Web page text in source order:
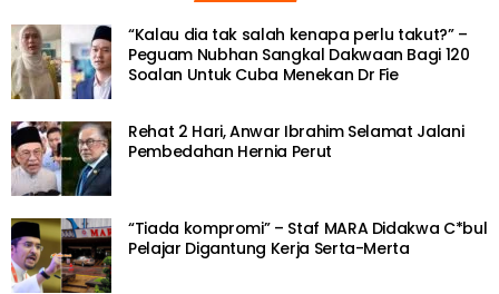
“Kalau dia tak salah kenapa perlu takut?” –
Peguam Nubhan Sangkal Dakwaan Bagi 120
Soalan Untuk Cuba Menekan Dr Fie
Rehat 2 Hari, Anwar Ibrahim Selamat Jalani
Pembedahan Hernia Perut
“Tiada kompromi” – Staf MARA Didakwa C*bul
Pelajar Digantung Kerja Serta-Merta